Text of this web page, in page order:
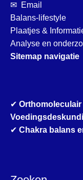
✉ Email
Balans-lifestyle
Plaatjes &
Analyse en
Sitemap navigatie
✔
✔ Chakra balans